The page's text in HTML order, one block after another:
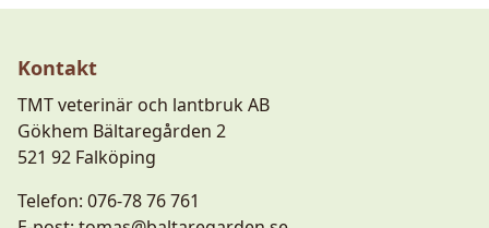
Kontakt
TMT veterinär och lantbruk AB
Gökhem Bältaregården 2
521 92 Falköping
Telefon: 076-78 76 761